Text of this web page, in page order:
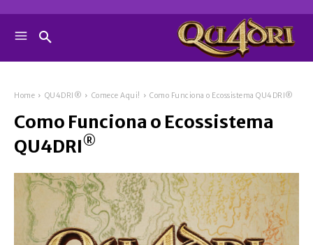
Home QU4DRI® Comece Aqui! Como Funciona o Ecossistema QU4DRI®
Como Funciona o Ecossistema
QU4DRI®